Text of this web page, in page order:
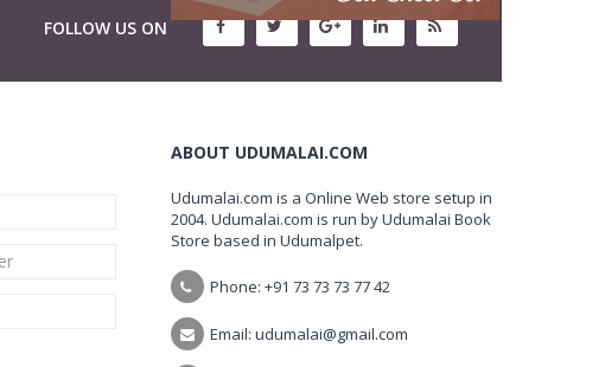
FOLLOW US ON
ABOUT UDUMALAI.COM
Udumalai.com is a Online Web store setup in
2004. Udumalai.com is run by Udumalai Book
Store based in Udumalpet.
Phone: +91 73 73 73 77 42
Email: udumalai@gmail.com